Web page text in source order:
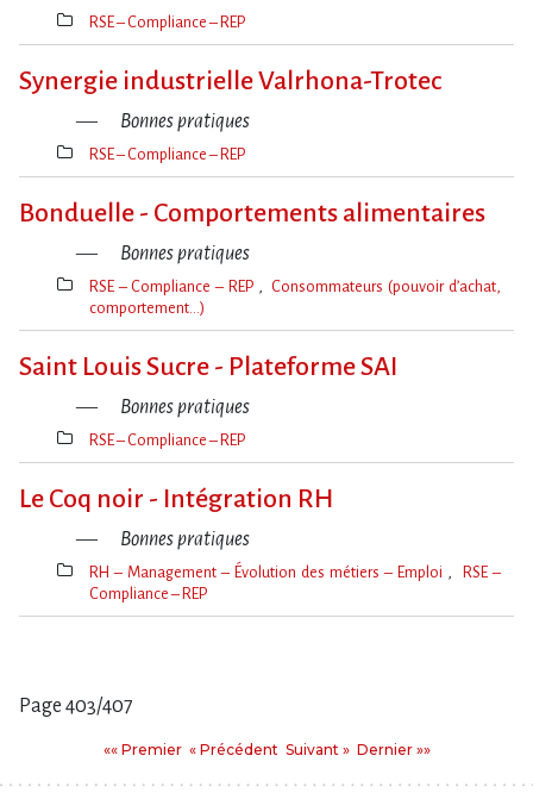
Thèmes(s)
RSE – Compliance – REP
Synergie industrielle Valrhona-Trotec
Bonnes pratiques
Thèmes(s)
RSE – Compliance – REP
Bonduelle - Comportements alimentaires
Bonnes pratiques
Thèmes(s)
RSE – Compliance – REP
Consommateurs (pouvoir d’achat,
comportement…)
Saint Louis Sucre - Plateforme SAI
Bonnes pratiques
Thèmes(s)
RSE – Compliance – REP
Le Coq noir - Intégration RH
Bonnes pratiques
Thèmes(s)
RH – Management – Évolution des métiers – Emploi
RSE –
Compliance – REP
Page 403/407
«« PremierPremier
« PrécédentPrécédent
Suivant
Suivant » Dernier
Dernier »»